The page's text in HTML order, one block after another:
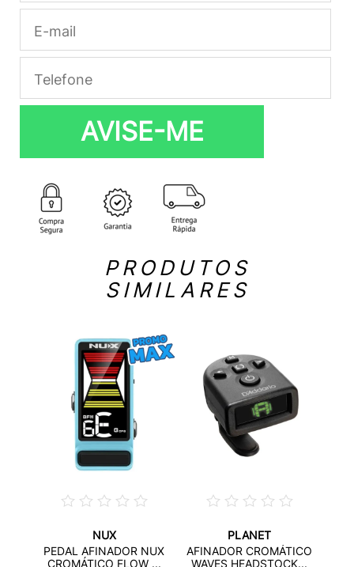
AVISE-ME
PRODUTOS
SIMILARES
NUX
PEDAL AFINADOR NUX
CROMÁTICO FLOW ...
PLANET
AFINADOR CROMÁTICO
WAVES HEADSTOCK...